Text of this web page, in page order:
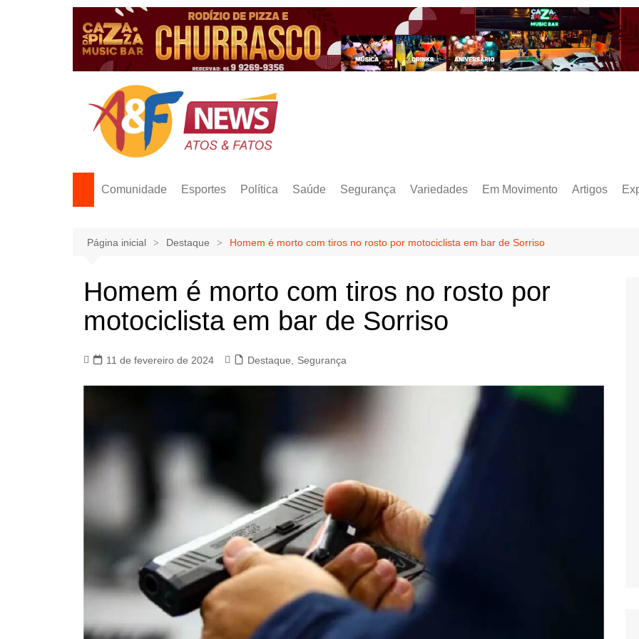
Comunidade Esportes Política Saúde Segurança Variedades Em Movimento Artigos
Página inicial Destaque Homem é morto com tiros no rosto por motociclista em bar de Sorriso
Homem é morto com tiros no rosto por
motociclista em bar de Sorriso
11 de fevereiro de 2024 Destaque Segurança